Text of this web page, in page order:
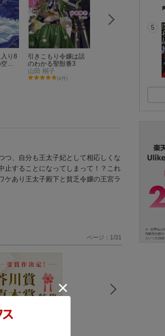
り8
を
引きこもり令嬢は話
のわかる聖獣番3
山田 桐子
(4件)
つ、自分も王太子妃として相応しくな
止することになってしまって！？これ
ケあり王太子殿下と貧乏令嬢の王宮ラ
ページ：1/31
5